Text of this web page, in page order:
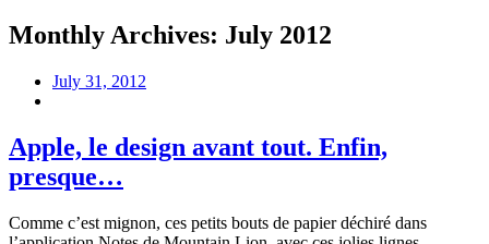
Monthly Archives: July 2012
July 31, 2012
Apple, le design avant tout. Enfin,
presque…
Comme c’est mignon, ces petits bouts de papier déchiré dans